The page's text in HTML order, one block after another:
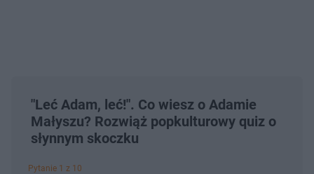
"Leć Adam, leć!". Co wiesz o Adamie
Małyszu? Rozwiąż popkulturowy quiz o
słynnym skoczku
Pytanie 1 z 10